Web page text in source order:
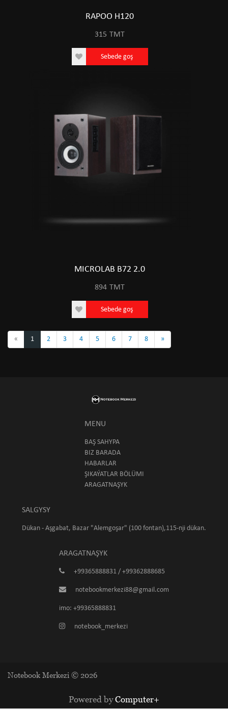
RAPOO H120
315 TMT
Sebede goş
MICROLAB B72 2.0
894 TMT
Sebede goş
« 1 2 3 4 5 6 7 8 »
MENU
BAŞ SAHYPA
BIZ BARADA
HABARLAR
ŞIKAÝATLAR BÖLÜMI
ARAGATNAŞYK
SALGYSY
Dükan - Aşgabat, Bazar "Alemgoşar" (100 fontan),115-nji dükan.
ARAGATNAŞYK
+99365888831 / +99362888685
notebookmerkezi88@gmail.com
imo: +99365888831
notebook_merkezi
Notebook Merkezi © 2026
Powered byComputer+